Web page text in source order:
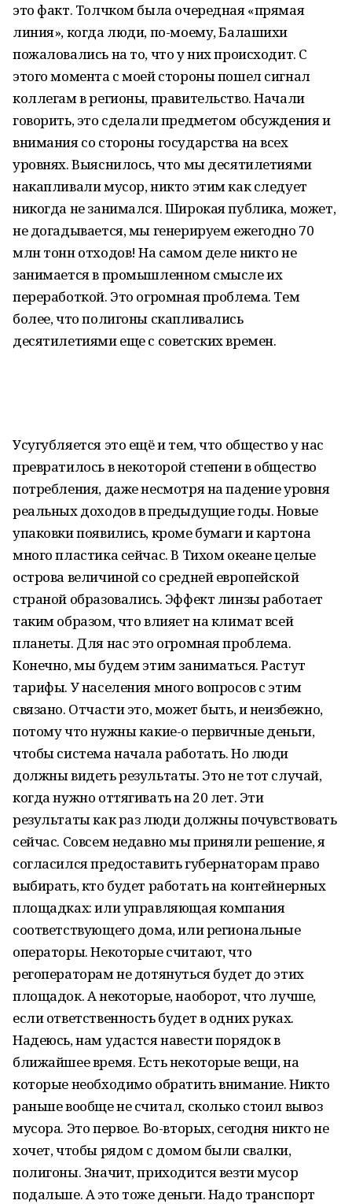
это факт. Толчком была очередная «прямая
линия», когда люди, по-моему, Балашихи
пожаловались на то, что у них происходит. С
этого момента с моей стороны пошел сигнал
коллегам в регионы, правительство. Начали
говорить, это сделали предметом обсуждения и
внимания со стороны государства на всех
уровнях. Выяснилось, что мы десятилетиями
накапливали мусор, никто этим как следует
никогда не занимался. Широкая публика, может,
не догадывается, мы генерируем ежегодно 70
млн тонн отходов! На самом деле никто не
занимается в промышленном смысле их
переработкой. Это огромная проблема. Тем
более, что полигоны скапливались
десятилетиями еще с советских времен.
Усугубляется это ещё и тем, что общество у нас
превратилось в некоторой степени в общество
потребления, даже несмотря на падение уровня
реальных доходов в предыдущие годы. Новые
упаковки появились, кроме бумаги и картона
много пластика сейчас. В Тихом океане целые
острова величиной со средней европейской
страной образовались. Эффект линзы работает
таким образом, что влияет на климат всей
планеты. Для нас это огромная проблема.
Конечно, мы будем этим заниматься. Растут
тарифы. У населения много вопросов с этим
связано. Отчасти это, может быть, и неизбежно,
потому что нужны какие-о первичные деньги,
чтобы система начала работать. Но люди
должны видеть результаты. Это не тот случай,
когда нужно оттягивать на 20 лет. Эти
результаты как раз люди должны почувствовать
сейчас. Совсем недавно мы приняли решение, я
согласился предоставить губернаторам право
выбирать, кто будет работать на контейнерных
площадках: или управляющая компания
соответствующего дома, или региональные
операторы. Некоторые считают, что
регоператорам не дотянуться будет до этих
площадок. А некоторые, наоборот, что лучше,
если ответственность будет в одних руках.
Надеюсь, нам удастся навести порядок в
ближайшее время. Есть некоторые вещи, на
которые необходимо обратить внимание. Никто
раньше вообще не считал, сколько стоил вывоз
мусора. Это первое. Во-вторых, сегодня никто не
хочет, чтобы рядом с домом были свалки,
полигоны. Значит, приходится везти мусор
подальше. А это тоже деньги. Надо транспорт